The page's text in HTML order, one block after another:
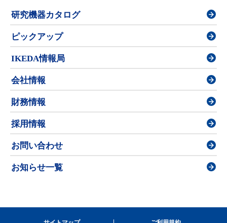
研究機器カタログ
ピックアップ
IKEDA情報局
会社情報
財務情報
採用情報
お問い合わせ
お知らせ一覧